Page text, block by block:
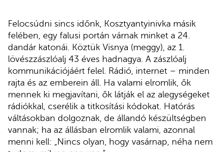
Felocsúdni sincs időnk, Kosztyantyinivka másik
felében, egy falusi portán várnak minket a 24.
dandár katonái. Köztük Visnya (meggy), az 1.
lövészzászlóalj 43 éves hadnagya. A zászlóalj
kommunikációjáért felel. Rádió, internet – minden
rajta és az emberein áll. Ha valami elromlik, ők
mennek ki megjavítani, ők látják el az alegységeket
rádiókkal, cserélik a titkosítási kódokat. Hatórás
váltásokban dolgoznak, de állandó készültségben
vannak; ha az állásban elromlik valami, azonnal
menni kell: „Nincs olyan, hogy vasárnap, néha nem